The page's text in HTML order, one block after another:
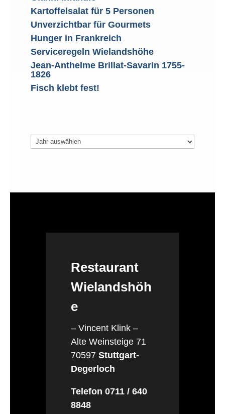
Kartoffelsalat für 5 Personen
Unverzichtbar für Gourmets
Hunger in Frankreich
Serviceregeln Wielandshöhe
Jean-Anthelme Brillat-Savarin 1755-
1826
Fisch klebt fest!
Archiv
Restaurant
Wielandshöh
e
– Vincent Klink –
Alte Weinsteige 71
70597 Stuttgart-
Degerloch
Telefon 0711 / 640
8848